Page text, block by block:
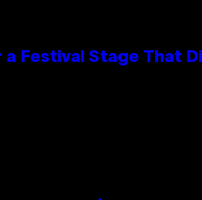
Festival Stage That